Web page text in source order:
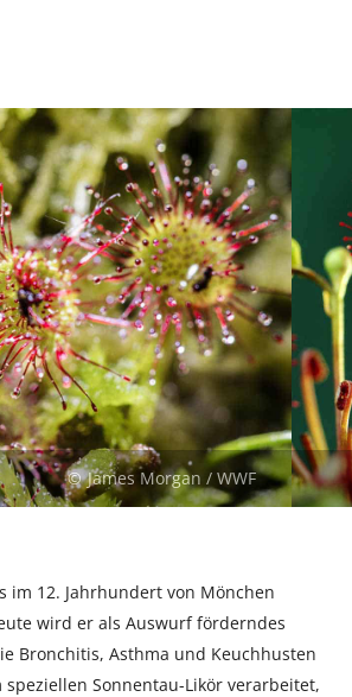
James Morgan / WWF
im 12. Jahrhundert von Mönchen
wird er als Auswurf förderndes
Bronchitis, Asthma und Keuchhusten
Sonnentau-Likör verarbeitet,